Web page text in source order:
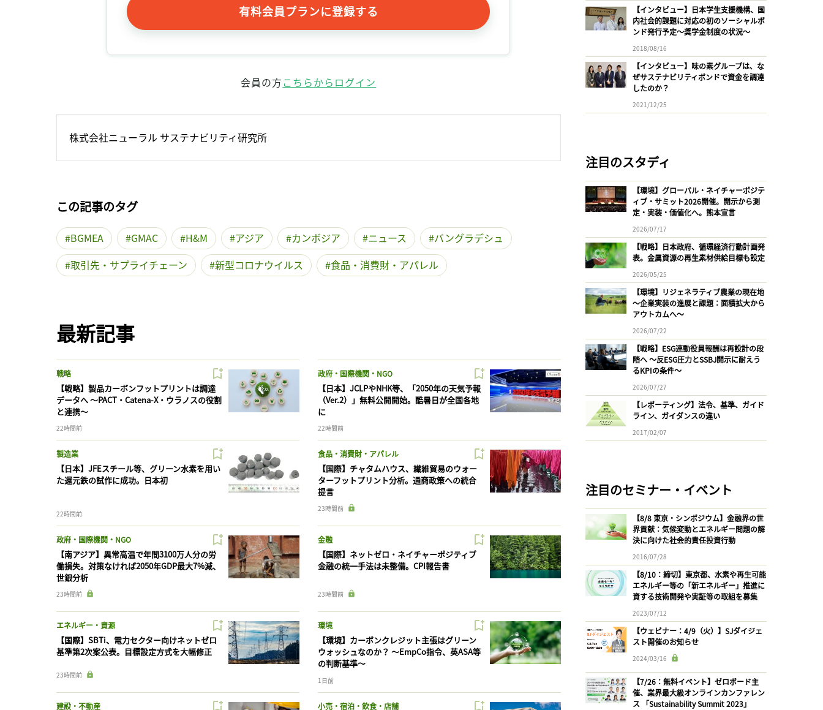
有料会員プランに登録する
会員の方こちらからログイン
株式会社ニューラル サステナビリティ研究所
この記事のタグ
BGMEA GMAC H&M アジア カンボジア ニュース
バングラデシュ
取引先・サプライチェーン
新型コロナウイルス 食品・消費財・アパレル
最新記事
戦略
【戦略】製品カーボンフットプリントは調達
データへ 〜PACT・Catena-X・ウラノスの役割
と連携〜
22時間前
政府・国際機関・NGO
【日本】JCLPやNHK等、「2050年の天気予報
（Ver.2）」無料公開開始。酷暑日が全国各地
に
22時間前
製造業
【日本】JFEスチール等、グリーン水素を用い
た還元鉄の試作に成功。日本初
22時間前
食品・消費財・アパレル
【国際】チャタムハウス、繊維貿易のウォー
ターフットプリント分析。通商政策への統合
提言
23時間前
政府・国際機関・NGO
【南アジア】異常高温で年間3100万人分の労
働損失。対策なければ2050年GDP最大7%減、
世銀分析
23時間前
金融
【国際】ネットゼロ・ネイチャーポジティブ
金融の統一手法は未整備。CPI報告書
23時間前
エネルギー・資源
【国際】SBTi、電力セクター向けネットゼロ
基準第2次案公表。目標設定方式を大幅修正
23時間前
環境
【環境】カーボンクレジット主張はグリーン
ウォッシュなのか？ 〜EmpCo指令、英ASA等
の判断基準〜
1日前
建設・不動産 小売・宿泊・飲食・店舗
【インタビュー】日本学生支援機構、国
内社会的課題に対応の初のソーシャルボ
ンド発行予定〜奨学金制度の状況〜
2018/08/16
【インタビュー】味の素グループは、な
ぜサステナビリティボンドで資金を調達
したのか？
2021/12/25
注目のスタディ
【環境】グローバル・ネイチャーポジテ
ィブ・サミット2026開催。開示から測
定・実装・価値化へ。熊本宣言
2026/07/17
【戦略】日本政府、循環経済行動計画発
表。金属資源の再生素材供給目標も設定
2026/05/25
【環境】リジェネラティブ農業の現在地
〜企業実装の進展と課題：面積拡大から
アウトカムへ〜
2026/07/22
【戦略】ESG連動役員報酬は再設計の段
階へ 〜反ESG圧力とSSBJ開示に耐えう
るKPIの条件〜
2026/07/27
【レポーティング】法令、基準、ガイド
ライン、ガイダンスの違い
2017/02/07
注目のセミナー・イベント
【8/8 東京・シンポジウム】金融界の世
界貢献：気候変動とエネルギー問題の解
決に向けた社会的責任投資行動
2016/07/28
【8/10：締切】東京都、水素や再生可能
エネルギー等の「新エネルギー」推進に
資する技術開発や実証等の取組を募集
2023/07/12
【ウェビナー：4/9（火）】SJダイジェ
スト開催のお知らせ
2024/03/16
【7/26：無料イベント】ゼロボード主
催、業界最大級オンラインカンファレン
ス 「Sustainability Summit 2023」